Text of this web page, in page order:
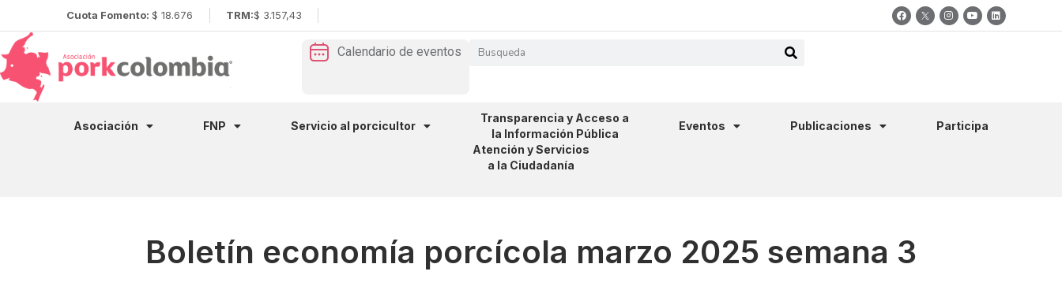
Cuota Fomento: $ 18.676 TRM:$ 3.157,43
Calendario de eventos
Asociación FNP Servicio al porcicultor
Transparencia y Acceso a
la Información Pública
Eventos Publicaciones
Participa
Atención y Servicios
a la Ciudadanía
Boletín economía porcícola marzo 2025 semana 3